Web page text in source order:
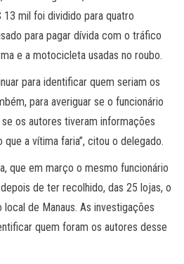
mil foi dividido para quatro
para pagar dívida com o tráfico
e a motocicleta usadas no roubo.
para identificar quem seriam os
para averiguar se o funcionário
os autores tiveram informações
a vítima faria”, citou o delegado.
que em março o mesmo funcionário
de ter recolhido, das 25 lojas, o
de Manaus. As investigações
quem foram os autores desse